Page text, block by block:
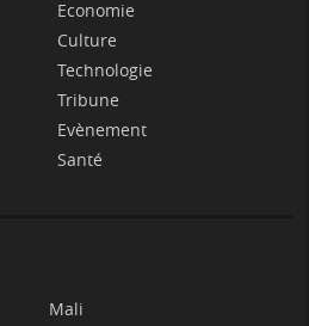
Economie
Culture
Technologie
Tribune
Evènement
Santé
Mali